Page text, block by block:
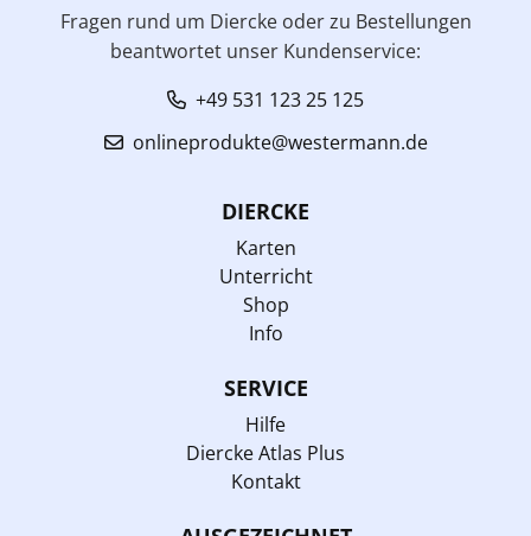
Fragen rund um Diercke oder zu Bestellungen
beantwortet unser Kundenservice:
+49 531 123 25 125
onlineprodukte@westermann.de
DIERCKE
Karten
Unterricht
Shop
Info
SERVICE
Hilfe
Diercke Atlas Plus
Kontakt